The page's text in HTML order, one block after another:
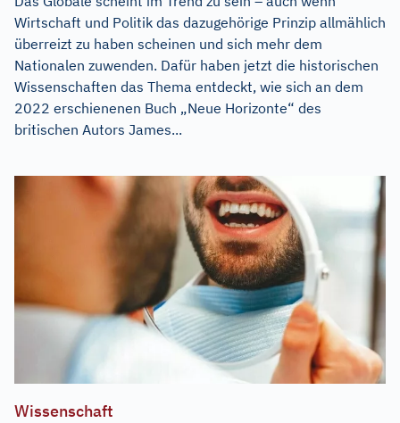
Wirtschaft und Politik das dazugehörige Prinzip allmählich
überreizt zu haben scheinen und sich mehr dem
Nationalen zuwenden. Dafür haben jetzt die historischen
Wissenschaften das Thema entdeckt, wie sich an dem
2022 erschienenen Buch „Neue Horizonte“ des
britischen Autors James...
Wissenschaft